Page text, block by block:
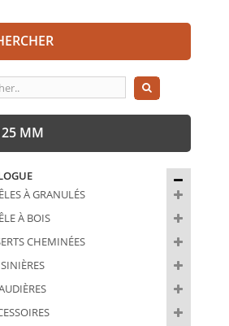
MM
À GRANULÉS
À BOIS
CHEMINÉES